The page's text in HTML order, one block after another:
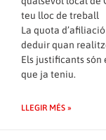
teu lloc de treball
La quota
deduir quan
Els justificants
que ja teniu.
LLEGIR MÉS »